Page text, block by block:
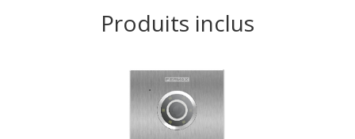
Produits inclus